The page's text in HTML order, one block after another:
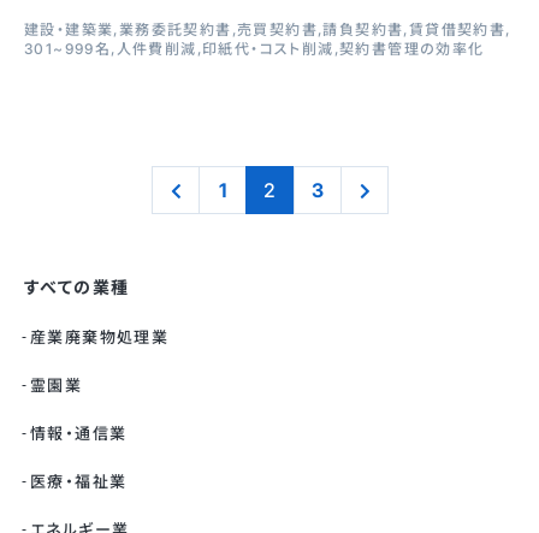
建設・建築業 業務委託契約書 売買契約書 請負契約書 賃貸借契約書
301~999名 人件費削減 印紙代・コスト削減 契約書管理の効率化
1 2 3
すべての業種
産業廃棄物処理業
霊園業
情報・通信業
医療・福祉業